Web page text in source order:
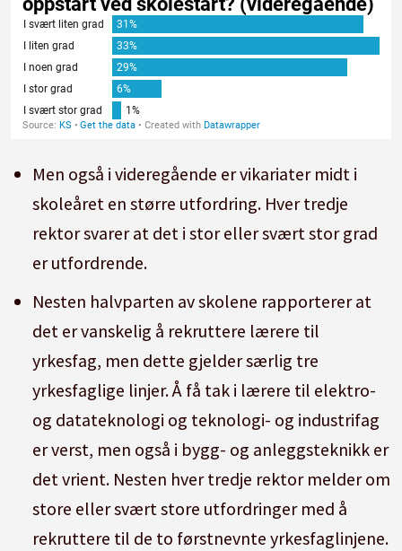
Men også i videregående er vikariater midt i
skoleåret en større utfordring. Hver tredje
rektor svarer at det i stor eller svært stor grad
er utfordrende.
Nesten halvparten av skolene rapporterer at
det er vanskelig å rekruttere lærere til
yrkesfag, men dette gjelder særlig tre
yrkesfaglige linjer. Å få tak i lærere til elektro-
og datateknologi og teknologi- og industrifag
er verst, men også i bygg- og anleggsteknikk er
det vrient. Nesten hver tredje rektor melder om
store eller svært store utfordringer med å
rekruttere til de to førstnevnte yrkesfaglinjene.